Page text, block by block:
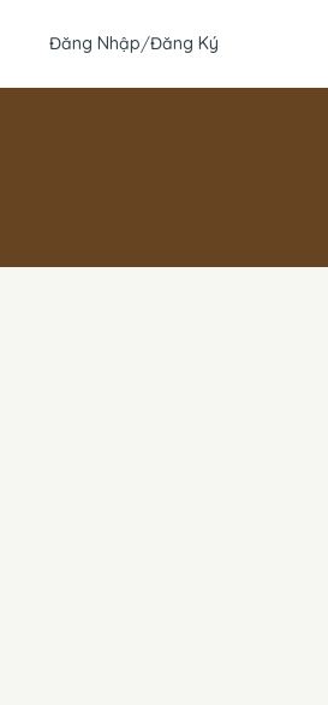
Đăng Nhập/Đăng Ký